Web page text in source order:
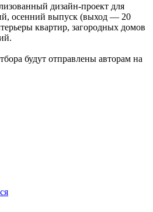
дизайн-проект для
осенний выпуск (выход — 20
квартир, загородных домов
будут отправлены авторам на